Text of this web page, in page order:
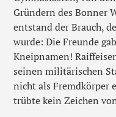
Gründern des Bonner
entstand der Brauch,
wurde: Die Freunde
Kneipnamen!
seinen militärischen
nicht als Fremdkörper
trübte kein Zeichen